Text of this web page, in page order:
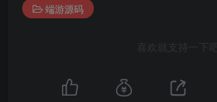
端游源码
喜欢就支持一下吧